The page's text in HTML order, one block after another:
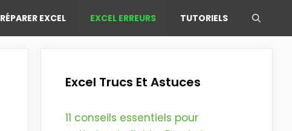
RÉPARER EXCEL EXCEL ERREURS TUTORIELS
Excel Trucs Et Astuces
11 conseils essentiels pour